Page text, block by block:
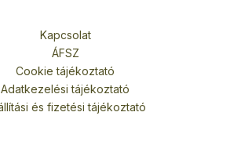
Kapcsolat
ÁFSZ
Cookie tájékoztató
Adatkezelési tájékoztató
és fizetési tájékoztató